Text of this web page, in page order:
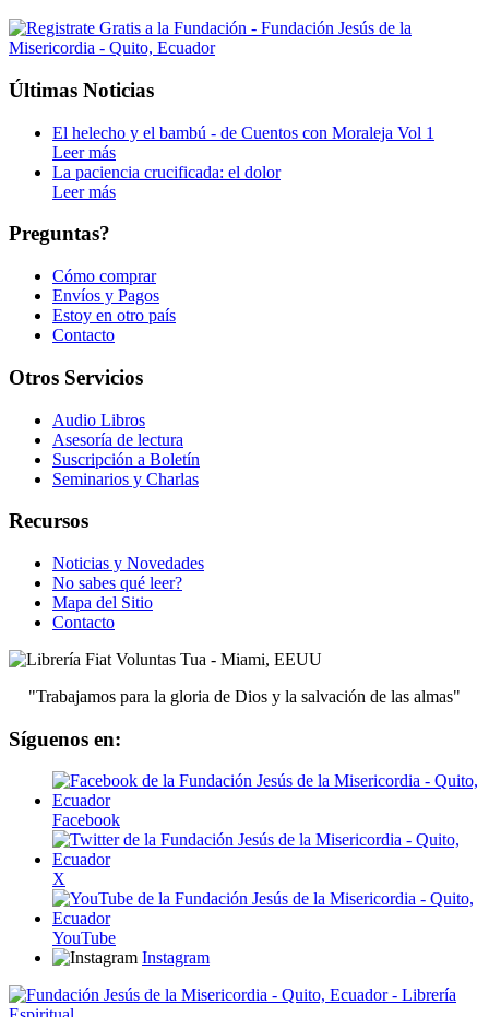
Últimas Noticias
El helecho y el bambú - de Cuentos con Moraleja Vol 1
Leer más
La paciencia crucificada: el dolor
Leer más
Preguntas?
Cómo comprar
Envíos y Pagos
Estoy en otro país
Contacto
Otros Servicios
Audio Libros
Asesoría de lectura
Suscripción a Boletín
Seminarios y Charlas
Recursos
Noticias y Novedades
No sabes qué leer?
Mapa del Sitio
Contacto
"Trabajamos para la gloria de Dios y la salvación de las almas"
Síguenos en:
Facebook
X
YouTube
Instagram